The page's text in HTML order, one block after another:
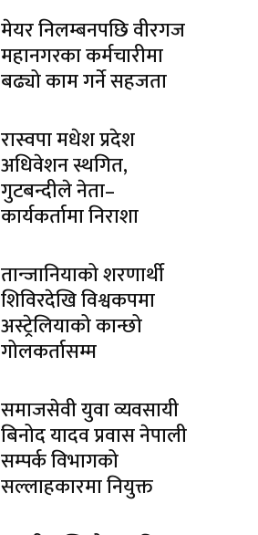
मेयर निलम्बनपछि वीरगज
महानगरका कर्मचारीमा
बढ्यो काम गर्ने सहजता
रास्वपा मधेश प्रदेश
अधिवेशन स्थगित,
गुटबन्दीले नेता–
कार्यकर्तामा निराशा
तान्जानियाको शरणार्थी
शिविरदेखि विश्वकपमा
अस्ट्रेलियाको कान्छो
गोलकर्तासम्म
समाजसेवी युवा व्यवसायी
बिनोद यादव प्रवास नेपाली
सम्पर्क विभागको
सल्लाहकारमा नियुक्त